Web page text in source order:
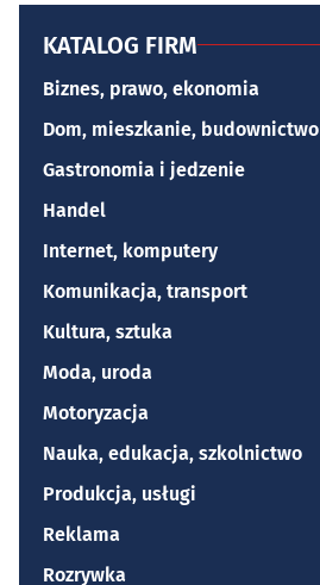
KATALOG FIRM
Biznes, prawo, ekonomia
Dom, mieszkanie, budownictwo
Gastronomia i jedzenie
Handel
Internet, komputery
Komunikacja, transport
Kultura, sztuka
Moda, uroda
Motoryzacja
Nauka, edukacja, szkolnictwo
Produkcja, usługi
Reklama
Rozrywka